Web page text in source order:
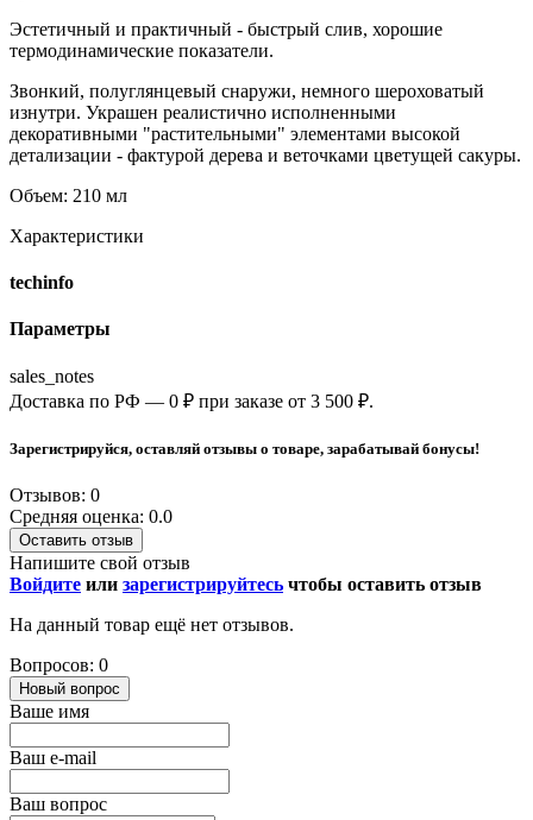
Эстетичный и практичный - быстрый слив, хорошие
термодинамические показатели.
Звонкий, полуглянцевый снаружи, немного шероховатый
изнутри. Украшен реалистично исполненными
декоративными "растительными" элементами высокой
детализации - фактурой дерева и веточками цветущей сакуры.
Объем: 210 мл
Характеристики
techinfo
Параметры
sales_notes
Доставка по РФ — 0 ₽ при заказе от 3 500 ₽.
Зарегистрируйся, оставляй отзывы о товаре, зарабатывай бонусы!
Отзывов: 0
Средняя оценка: 0.0
Оставить отзыв
Напишите свой отзыв
Войдите или зарегистрируйтесь чтобы оставить отзыв
На данный товар ещё нет отзывов.
Вопросов: 0
Новый вопрос
Ваше имя
Ваш e-mail
Ваш вопрос